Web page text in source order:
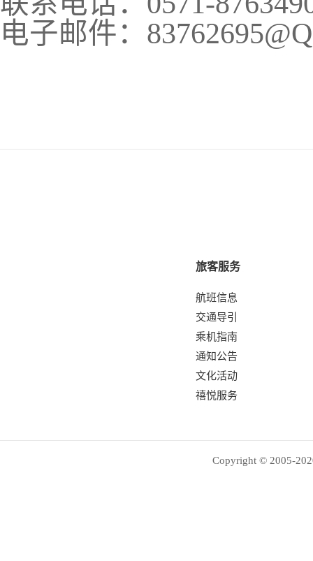
电子邮件：
旅客服务
航班信息
交通导引
乘机指南
通知公告
文化活动
禧悦服务
Copyright © 2005-